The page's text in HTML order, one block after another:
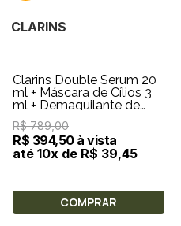
CLARINS
Clarins Double Serum 20
ml + Máscara de Cílios 3
ml + Demaquilante de
Olhos 30 ml
R$ 789,00
R$ 394,50 à vista
até 10x de R$ 39,45
COMPRAR